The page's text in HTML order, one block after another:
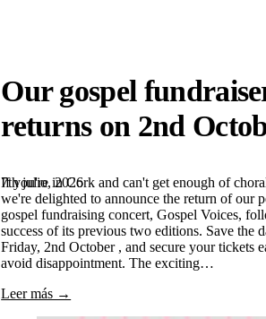
Our gospel
returns on 2nd
7th julio, 2026
If you're in Cork and can't get enough of
we're delighted to announce the return of our
gospel fundraising concert, Gospel Voices,
success of its previous two editions. Save the
Friday, 2nd October , and secure your tickets
avoid disappointment. The exciting…
Leer más →